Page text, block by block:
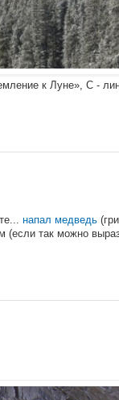
к Луне», C -
напал медведь
(если так можно